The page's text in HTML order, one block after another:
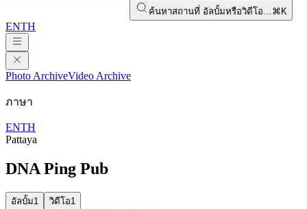
ค้นหาสถานที่ อัลบั้มหรือวิดีโอ…⌘K
ENTH
Photo ArchiveVideo Archive
ภาษา
ENTH
Pattaya
DNA Ping Pub
อัลบั้ม1 วิดีโอ1